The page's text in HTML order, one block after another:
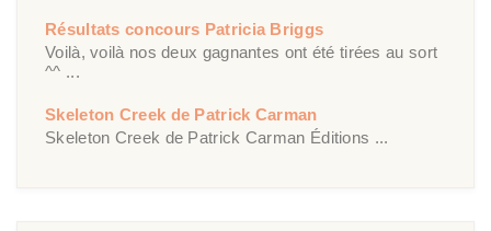
Résultats concours Patricia Briggs
Voilà, voilà nos deux gagnantes ont été tirées au sort
^^ ...
Skeleton Creek de Patrick Carman
Skeleton Creek de Patrick Carman Éditions ...